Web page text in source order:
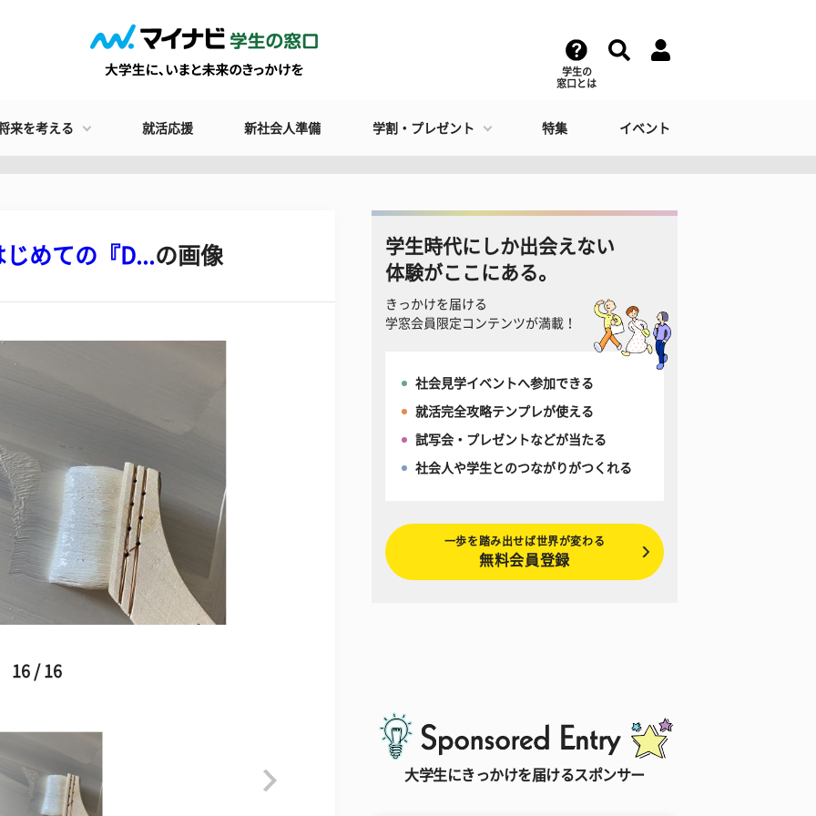
学生の
窓口とは
来を考える 就活応援 新社会人準備 学割・プレゼント 特集 イベント
めての『D...の画像
16 / 16
学生時代にしか出会えない
体験がここにある。
きっかけを届ける
学窓会員限定コンテンツが満載！
社会見学イベントへ参加できる
就活完全攻略テンプレが使える
試写会・プレゼントなどが当たる
社会人や学生とのつながりがつくれる
一歩を踏み出せば世界が変わる
無料会員登録
大学生にきっかけを届けるスポンサー